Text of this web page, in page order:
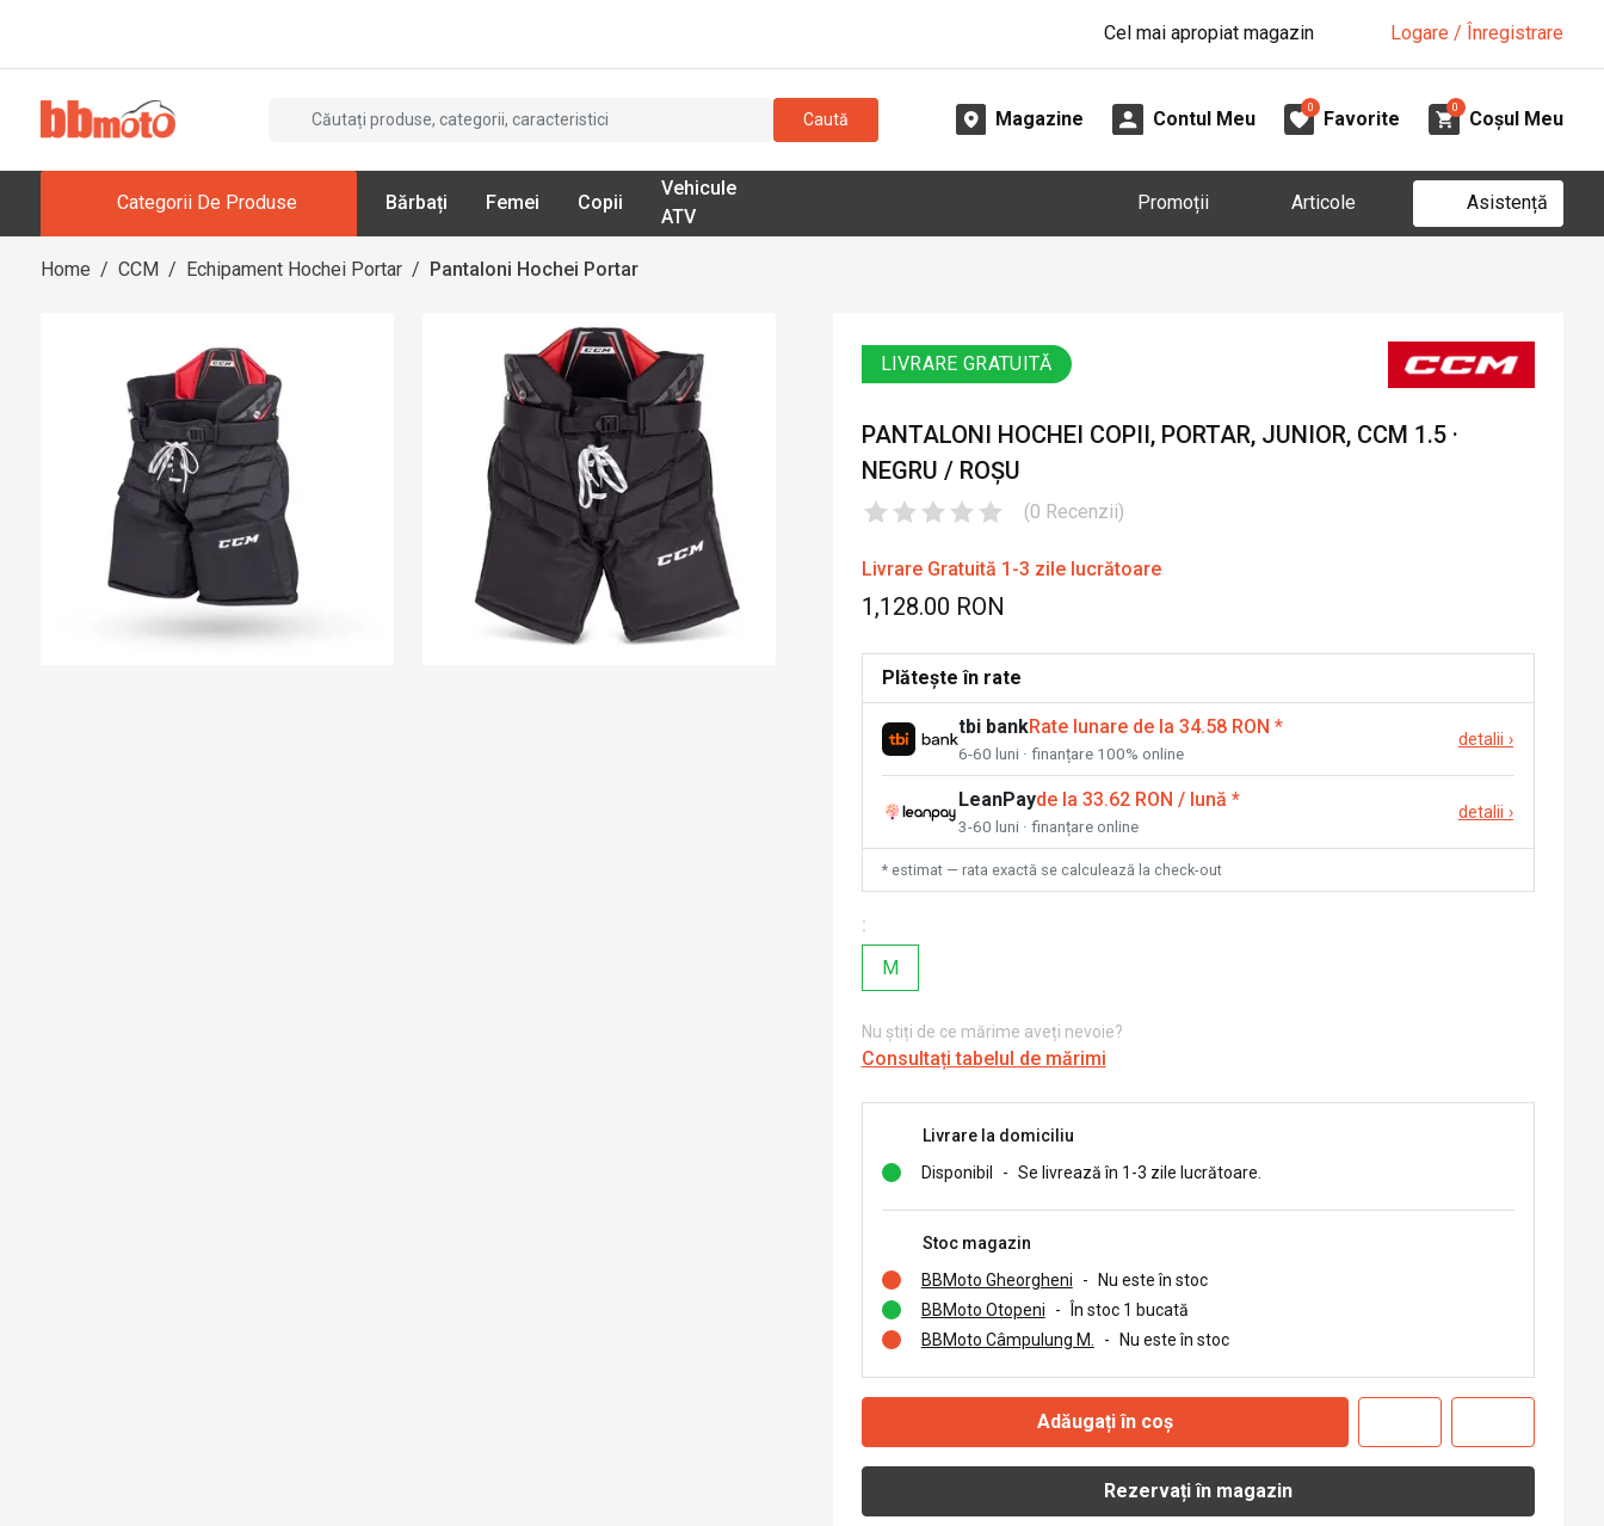
Cel mai apropiat magazin Logare / Înregistrare
Caută Magazine Contul Meu
0
Favorite
0
Coșul Meu
Categorii De Produse Bărbați Femei Copii
Vehicule
ATV
Promoții Articole Asistență
Home / CCM / Echipament Hochei Portar / Pantaloni Hochei Portar
LIVRARE GRATUITĂ
PANTALONI HOCHEI COPII, PORTAR, JUNIOR, CCM 1.5 ·
NEGRU / ROȘU
(0 Recenzii)
Livrare Gratuită 1-3 zile lucrătoare
1,128.00 RON
Plătește în rate
tbi bankRate lunare de la 34.58 RON *
6-60 luni · finanțare 100% online
detalii ›
LeanPayde la 33.62 RON / lună *
3-60 luni · finanțare online
detalii ›
* estimat — rata exactă se calculează la check-out
:
M
Nu știți de ce mărime aveți nevoie?
Consultați tabelul de mărimi
Livrare la domiciliu
Disponibil
- Se livrează în 1-3 zile lucrătoare.
Stoc magazin
BBMoto Gheorgheni
-
Nu este în stoc
BBMoto Otopeni
-
În stoc 1 bucată
BBMoto Câmpulung M.
- Nu este în stoc
Adăugați în coș
Rezervați în magazin